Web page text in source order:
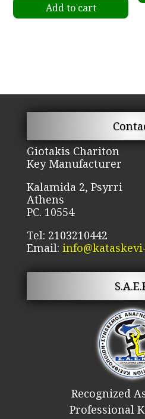
Add to cart
Giotakis Chariton
Key Manufacturer
Kalamida 2, Psyrri
Athens
PC. 10554
Tel: 2103210442
Email:
Recognized
Professional